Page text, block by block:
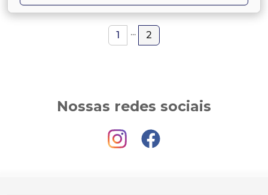
1 ... 2
Nossas redes sociais